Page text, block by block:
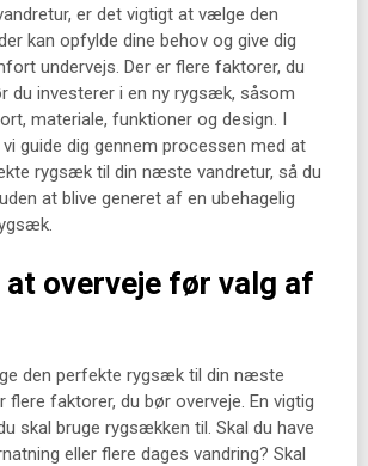
er det vigtigt at vælge den
kan opfylde dine behov og give dig
undervejs. Der er flere faktorer, du
du investerer i en ny rygsæk, såsom
materiale, funktioner og design. I
guide dig gennem processen med at
rygsæk til din næste vandretur, så du
at blive generet af en ubehagelig
overveje før valg af
den perfekte rygsæk til din næste
flere faktorer, du bør overveje. En vigtig
skal bruge rygsækken til. Skal du have
eller flere dages vandring? Skal